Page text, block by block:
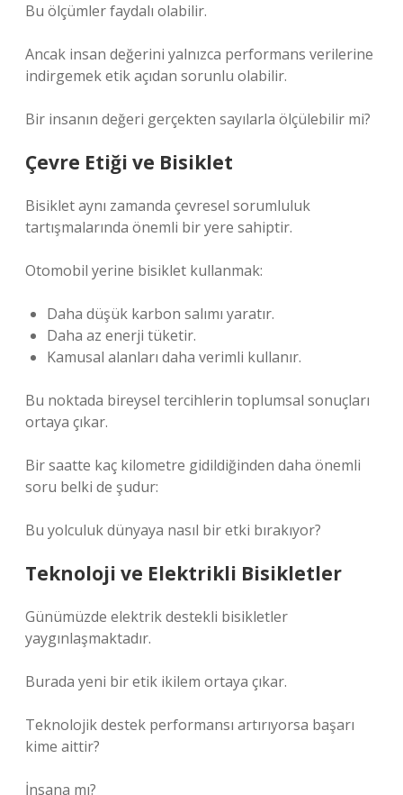
Bu ölçümler faydalı olabilir.
Ancak insan değerini yalnızca performans verilerine
indirgemek etik açıdan sorunlu olabilir.
Bir insanın değeri gerçekten sayılarla ölçülebilir mi?
Çevre Etiği ve Bisiklet
Bisiklet aynı zamanda çevresel sorumluluk
tartışmalarında önemli bir yere sahiptir.
Otomobil yerine bisiklet kullanmak:
Daha düşük karbon salımı yaratır.
Daha az enerji tüketir.
Kamusal alanları daha verimli kullanır.
Bu noktada bireysel tercihlerin toplumsal sonuçları
ortaya çıkar.
Bir saatte kaç kilometre gidildiğinden daha önemli
soru belki de şudur:
Bu yolculuk dünyaya nasıl bir etki bırakıyor?
Teknoloji ve Elektrikli Bisikletler
Günümüzde elektrik destekli bisikletler
yaygınlaşmaktadır.
Burada yeni bir etik ikilem ortaya çıkar.
Teknolojik destek performansı artırıyorsa başarı
kime aittir?
İnsana mı?